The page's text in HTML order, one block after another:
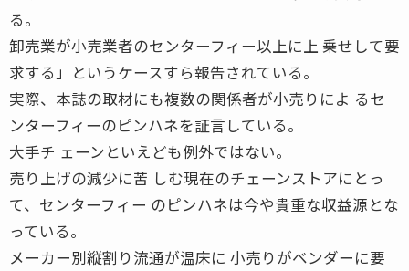
る。
卸売業が小売業者のセンターフィー以上に上 乗せして要
求する」というケースすら報告されている。
実際、本誌の取材にも複数の関係者が小売りによ るセ
ンターフィーのピンハネを証言している。
大手チ ェーンといえども例外ではない。
売り上げの減少に苦 しむ現在のチェーンストアにとっ
て、センターフィー のピンハネは今や貴重な収益源とな
っている。
メーカー別縦割り流通が温床に 小売りがベンダーに要